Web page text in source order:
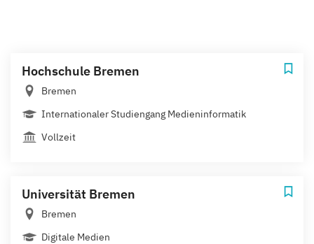
Hochschule Bremen
Bremen
Internationaler Studiengang Medieninformatik
Vollzeit
Universität Bremen
Bremen
Digitale Medien